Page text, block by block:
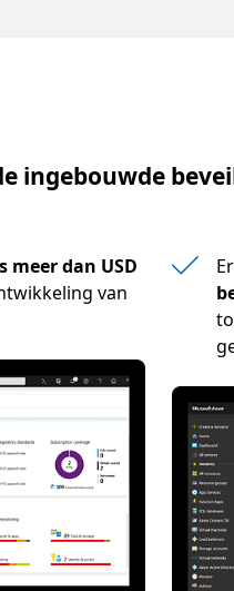
ingebouwde
meer dan USD
van